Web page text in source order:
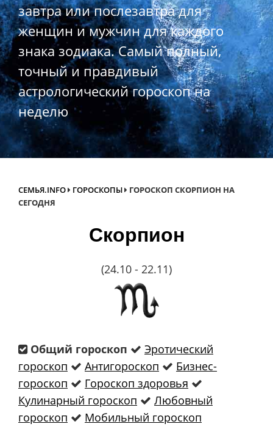
завтра или послезавтра для
женщин и мужчин для каждого
знака зодиака. Самый полный,
точный и правдивый
астрологический гороскоп на
неделю
СЕМЬЯ.INFO ГОРОСКОПЫ
ГОРОСКОП СКОРПИОН НА
СЕГОДНЯ
Скорпион
(24.10 - 22.11)
Общий гороскоп
Эротический
гороскоп
Антигороскоп
Бизнес-
гороскоп
Гороскоп здоровья
Кулинарный гороскоп
Любовный
гороскоп
Мобильный гороскоп